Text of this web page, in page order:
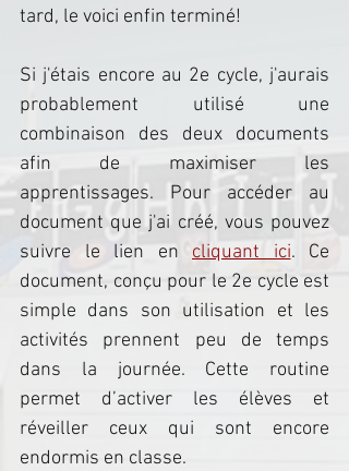
tard, le voici enfin terminé!
Si j'étais encore au 2e cycle, j'aurais
probablement utilisé une
combinaison des deux documents
afin de maximiser les
apprentissages. Pour accéder au
document que j'ai créé, vous pouvez
suivre le lien en cliquant ici. Ce
document, conçu pour le 2e cycle est
simple dans son utilisation et les
activités prennent peu de temps
dans la journée. Cette routine
permet d’activer les élèves et
réveiller ceux qui sont encore
endormis en classe.